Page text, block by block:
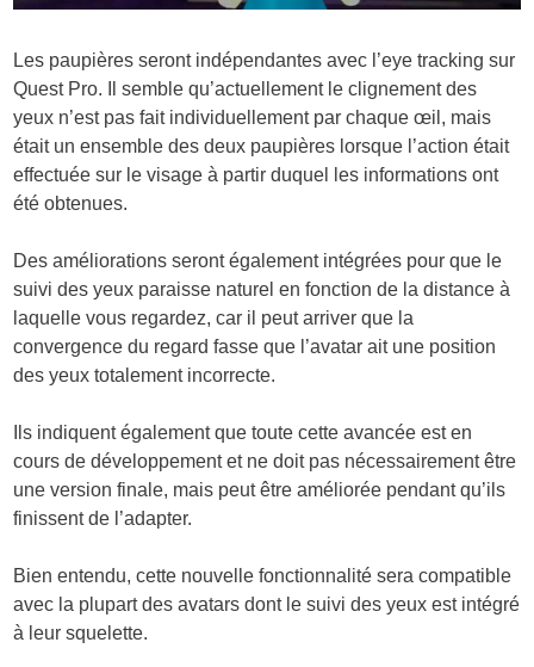
Les paupières seront indépendantes avec l’eye tracking sur
Quest Pro. Il semble qu’actuellement le clignement des
yeux n’est pas fait individuellement par chaque œil, mais
était un ensemble des deux paupières lorsque l’action était
effectuée sur le visage à partir duquel les informations ont
été obtenues.
Des améliorations seront également intégrées pour que le
suivi des yeux paraisse naturel en fonction de la distance à
laquelle vous regardez, car il peut arriver que la
convergence du regard fasse que l’avatar ait une position
des yeux totalement incorrecte.
Ils indiquent également que toute cette avancée est en
cours de développement et ne doit pas nécessairement être
une version finale, mais peut être améliorée pendant qu’ils
finissent de l’adapter.
Bien entendu, cette nouvelle fonctionnalité sera compatible
avec la plupart des avatars dont le suivi des yeux est intégré
à leur squelette.